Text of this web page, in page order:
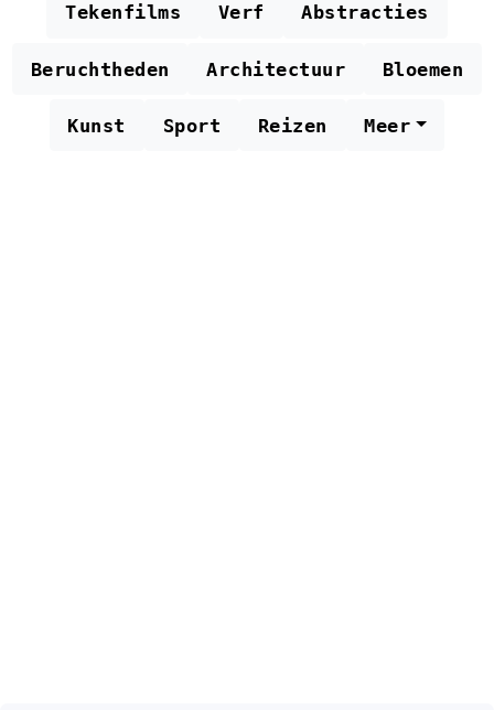
Tekenfilms Verf Abstracties
Beruchtheden Architectuur Bloemen
Kunst Sport Reizen Meer